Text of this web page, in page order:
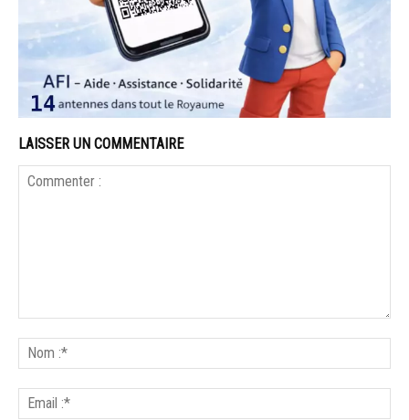
LAISSER UN COMMENTAIRE